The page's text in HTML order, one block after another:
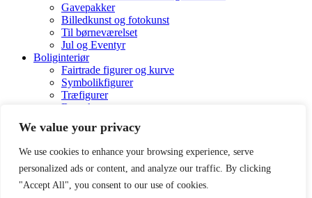
We value your privacy
We use cookies to enhance your browsing experience, serve
personalized ads or content, and analyze our traffic. By clicking
"Accept All", you consent to our use of cookies.
Gavepakker
Billedkunst og fotokunst
Til børneværelset
Jul og Eventyr
Boliginteriør
Fairtrade figurer og kurve
Symbolikfigurer
Træfigurer
Brugskunst
Globusser og verdenskort
Vintage deko
Shopping cart